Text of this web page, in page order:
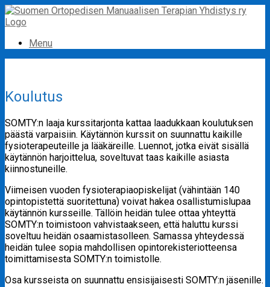
Skip
to
Menu
Koulutus
SOMTY:n laaja kurssitarjonta kattaa laadukkaan koulutuksen
päästä varpaisiin. Käytännön kurssit on suunnattu kaikille
fysioterapeuteille ja lääkäreille. Luennot, jotka eivät sisällä
käytännön harjoittelua, soveltuvat taas kaikille asiasta
kiinnostuneille.
Viimeisen vuoden fysioterapiaopiskelijat (vähintään 140
opintopistettä suoritettuna) voivat hakea osallistumislupaa
käytännön kursseille. Tällöin heidän tulee ottaa yhteyttä
SOMTY:n toimistoon vahvistaakseen, että haluttu kurssi
soveltuu heidän osaamistasolleen. Samassa yhteydessä
heidän tulee sopia mahdollisen opintorekisteriotteensa
toimittamisesta SOMTY:n toimistolle.
Osa kursseista on suunnattu ensisijaisesti SOMTY:n jäsenille.